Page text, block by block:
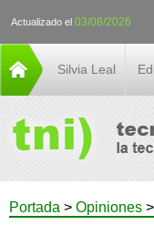
Actualizado el 03/08/2026
Silvia Leal
Portada > Opiniones >